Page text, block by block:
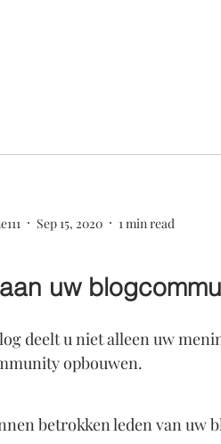
Sep 15, 2020 1 min read
uw
deelt u niet alleen uw
opbouwen.
betrokken leden van uw